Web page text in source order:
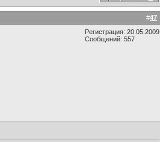
#47
Регистрация: 20.05.2009
Сообщений: 557